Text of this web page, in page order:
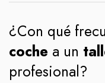
¿Con qué
coche a un
profesional?